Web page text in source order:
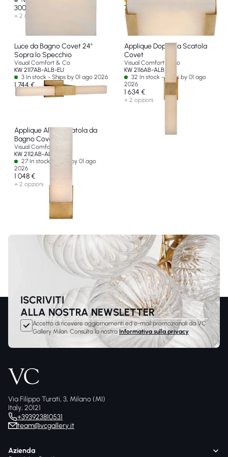
300 €
+ 2 opzioni
768 €
+ 2 opzioni
Luce da Bagno Covet 24"
Sopra lo Specchio
Visual Comfort & Co
KW 2117AB-ALB-EU
3 In stock - Ships by 01 ago 2026
1 744 €
+ 2 opzioni
Applique Doppia a Scatola
Covet
Visual Comfort & Co
KW 2116AB-ALB-EU
32 In stock - Ships by 01 ago
2026
1 634 €
+ 2 opzioni
Applique Alta a Scatola da
Bagno Covet
Visual Comfort & Co
KW 2112AB-ALB-EU
27 In stock - Ships by 01 ago
2026
1 048 €
+ 2 opzioni
ISCRIVITI
ALLA NOSTRA NEWSLETTER
Accetto di ricevere aggiornamenti ed e-mail promozionali da VC
Gallery Milan. Consulta la nostra Informativa sulla privacy
Via Filippo Turati, 3, Milano (MI)
Italy, 20121
+393923810531
team@vcgallery.it
Azienda